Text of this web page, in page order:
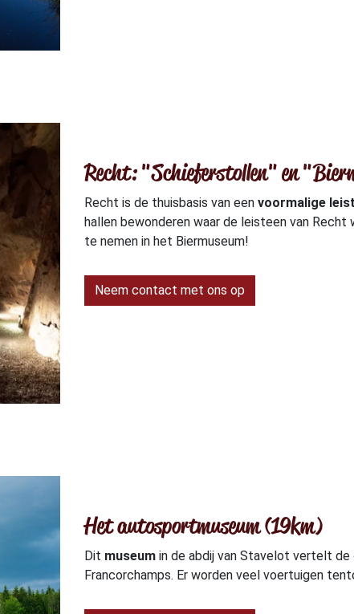
Recht: "Schieferstollen" en
Recht is de thuisbasis van een voormalige
hallen bewonderen waar de leisteen van
te nemen in het Biermuseum!
Neem contact met ons op
Het autosportmuseum (19km)
Dit museum in de abdij van Stavelot vertelt de
Francorchamps. Er worden veel voertuigen